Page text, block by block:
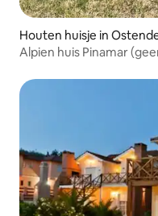
Houten huisje in
Alpien huis Pinamar